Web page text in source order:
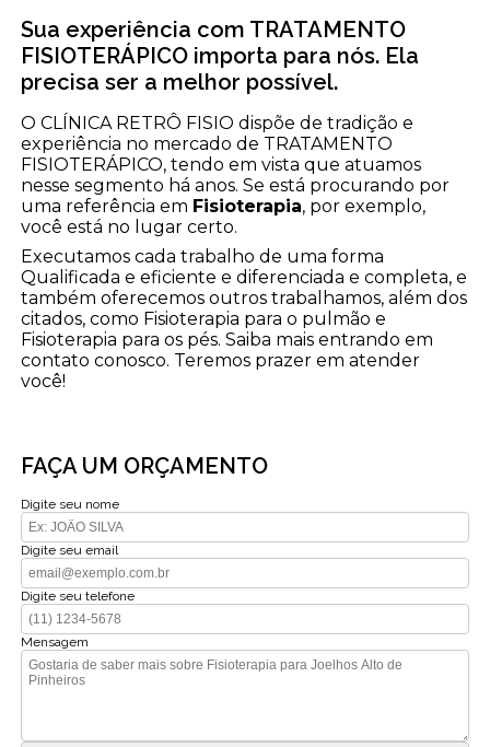
Sua experiência com TRATAMENTO
FISIOTERÁPICO importa para nós. Ela
precisa ser a melhor possível.
O CLÍNICA RETRÔ FISIO dispõe de tradição e
experiência no mercado de TRATAMENTO
FISIOTERÁPICO, tendo em vista que atuamos
nesse segmento há anos. Se está procurando por
uma referência em Fisioterapia, por exemplo,
você está no lugar certo.
Executamos cada trabalho de uma forma
Qualificada e eficiente e diferenciada e completa, e
também oferecemos outros trabalhamos, além dos
citados, como Fisioterapia para o pulmão e
Fisioterapia para os pés. Saiba mais entrando em
contato conosco. Teremos prazer em atender
você!
FAÇA UM ORÇAMENTO
Digite seu nome
Digite seu email
Digite seu telefone
Mensagem